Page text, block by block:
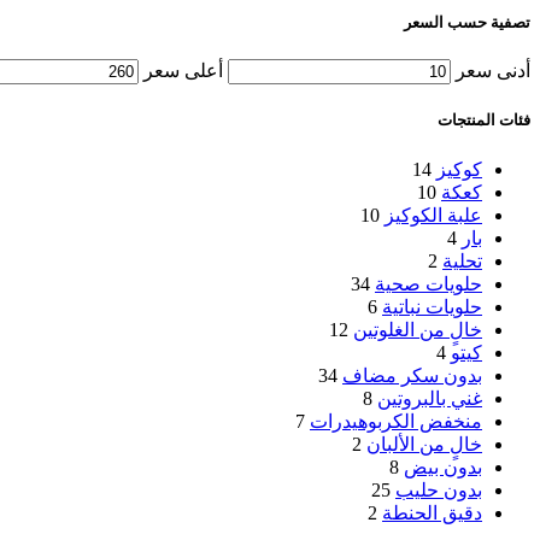
تصفية حسب السعر
أدنى سعر أعلى سعر
فئات المنتجات
كوكيز 14
كعكة 10
علبة الكوكيز 10
بار 4
تحلية 2
حلويات صحية 34
حلويات نباتية 6
خالٍ من الغلوتين 12
كيتو 4
بدون سكر مضاف 34
غني بالبروتين 8
منخفض الكربوهيدرات 7
خالٍ من الألبان 2
بدون بيض 8
بدون حليب 25
دقيق الحنطة 2